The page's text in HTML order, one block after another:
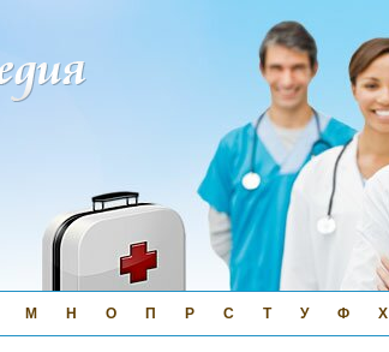
М Н О П Р С Т У Ф Х